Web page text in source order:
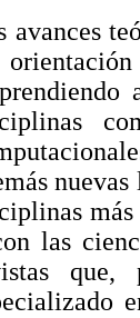
avances
las
que,